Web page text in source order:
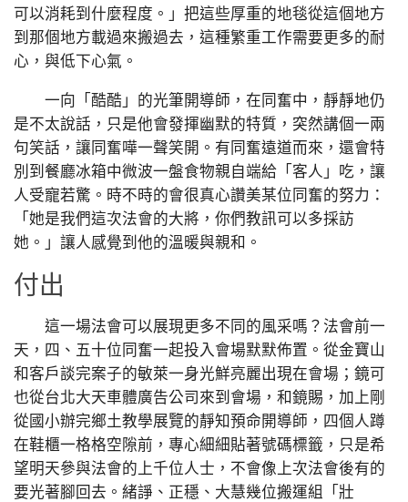
可以消耗到什麼程度。」把這些厚重的地毯從這個地方
到那個地方載過來搬過去，這種繁重工作需要更多的耐
心，與低下心氣。
一向「酷酷」的光筆開導師，在同奮中，靜靜地仍
是不太說話，只是他會發揮幽默的特質，突然講個一兩
句笑話，讓同奮嘩一聲笑開。有同奮遠道而來，還會特
別到餐廳冰箱中微波一盤食物親自端給「客人」吃，讓
人受寵若驚。時不時的會很真心讚美某位同奮的努力：
「她是我們這次法會的大將，你們教訊可以多採訪
她。」讓人感覺到他的溫暖與親和。
付出
這一場法會可以展現更多不同的風采嗎？法會前一
天，四、五十位同奮一起投入會場默默佈置。從金寶山
和客戶談完案子的敏萊一身光鮮亮麗出現在會場；鏡可
也從台北大天車體廣告公司來到會場，和鏡賜，加上剛
從國小辦完鄉土教學展覽的靜知預命開導師，四個人蹲
在鞋櫃一格格空隙前，專心細細貼著號碼標籤，只是希
望明天參與法會的上千位人士，不會像上次法會後有的
要光著腳回去。緒諍、正穩、大慧幾位搬運組「壯